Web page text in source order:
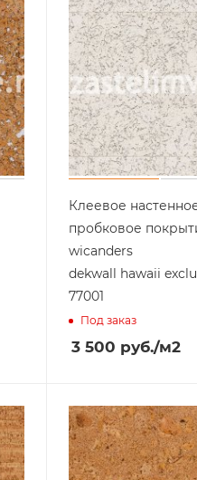
Клеевое
пробковое
wicanders
dekwall hawaii
77001
Под заказ
3 500 руб./м2